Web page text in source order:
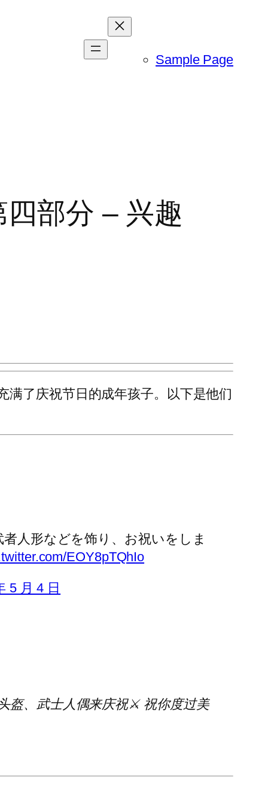
Sample Page
部分 – 兴趣
满了庆祝节日的成年孩子。以下是他们
人形などを饰り、お祝いをしま
EOY8pTQhIo
5 月 4 日
盔、武士人偶来庆祝⚔ 祝你度过美